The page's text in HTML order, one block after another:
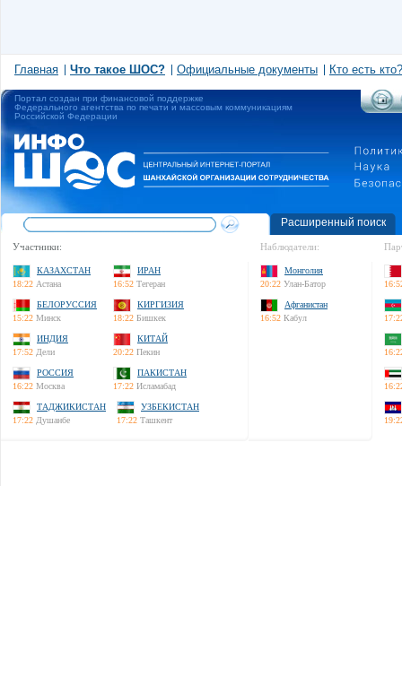
Главная Что такое ШОС? Официальные документы Кто есть кто?
Портал создан при финансовой поддержке
Федерального агентства по печати и массовым коммуникациям
Российской Федерации
Расширенный поиск
Участники:
КАЗАХСТАН
18:22 Астана
ИРАН
16:52 Тегеран
БЕЛОРУССИЯ
15:22 Минск
КИРГИЗИЯ
18:22 Бишкек
ИНДИЯ
17:52 Дели
КИТАЙ
20:22 Пекин
РОССИЯ
16:22 Москва
ПАКИСТАН
17:22 Исламабад
ТАДЖИКИСТАН
17:22 Душанбе
УЗБЕКИСТАН
17:22 Ташкент
Наблюдатели:
Монголия
20:22 Улан-Батор
Афганистан
16:52 Кабул